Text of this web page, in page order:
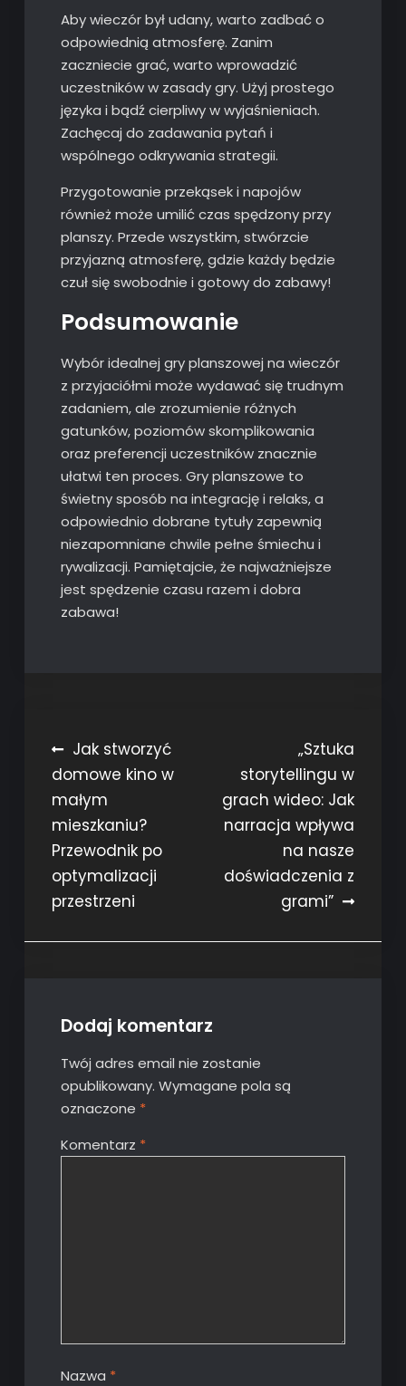
Aby wieczór był udany, warto zadbać o
odpowiednią atmosferę. Zanim
zaczniecie grać, warto wprowadzić
uczestników w zasady gry. Użyj prostego
języka i bądź cierpliwy w wyjaśnieniach.
Zachęcaj do zadawania pytań i
wspólnego odkrywania strategii.
Przygotowanie przekąsek i napojów
również może umilić czas spędzony przy
planszy. Przede wszystkim, stwórzcie
przyjazną atmosferę, gdzie każdy będzie
czuł się swobodnie i gotowy do zabawy!
Podsumowanie
Wybór idealnej gry planszowej na wieczór
z przyjaciółmi może wydawać się trudnym
zadaniem, ale zrozumienie różnych
gatunków, poziomów skomplikowania
oraz preferencji uczestników znacznie
ułatwi ten proces. Gry planszowe to
świetny sposób na integrację i relaks, a
odpowiednio dobrane tytuły zapewnią
niezapomniane chwile pełne śmiechu i
rywalizacji. Pamiętajcie, że najważniejsze
jest spędzenie czasu razem i dobra
zabawa!
Nawigacja
wpisu
Jak stworzyć
domowe kino w
małym
mieszkaniu?
Przewodnik po
optymalizacji
przestrzeni
„Sztuka
storytellingu w
grach wideo: Jak
narracja wpływa
na nasze
doświadczenia z
grami”
Dodaj komentarz
Twój adres email nie zostanie
opublikowany. Wymagane pola są
oznaczone *
Komentarz *
Nazwa *